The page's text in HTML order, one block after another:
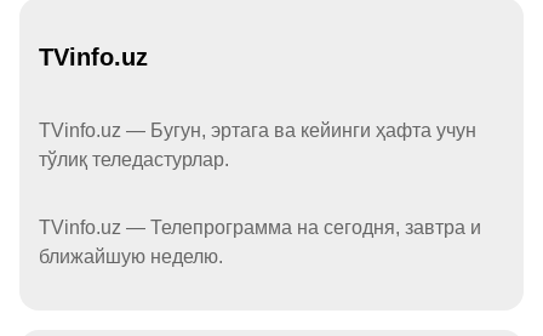
TVinfo.uz
TVinfo.uz — Бугун, эртага ва кейинги ҳафта учун
тўлиқ теледастурлар.
TVinfo.uz — Телепрограмма на сегодня, завтра и
ближайшую неделю.